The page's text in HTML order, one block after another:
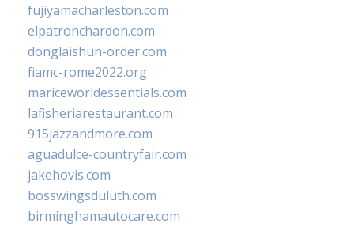
fujiyamacharleston.com
elpatronchardon.com
donglaishun-order.com
fiamc-rome2022.org
mariceworldessentials.com
lafisheriarestaurant.com
915jazzandmore.com
aguadulce-countryfair.com
jakehovis.com
bosswingsduluth.com
birminghamautocare.com